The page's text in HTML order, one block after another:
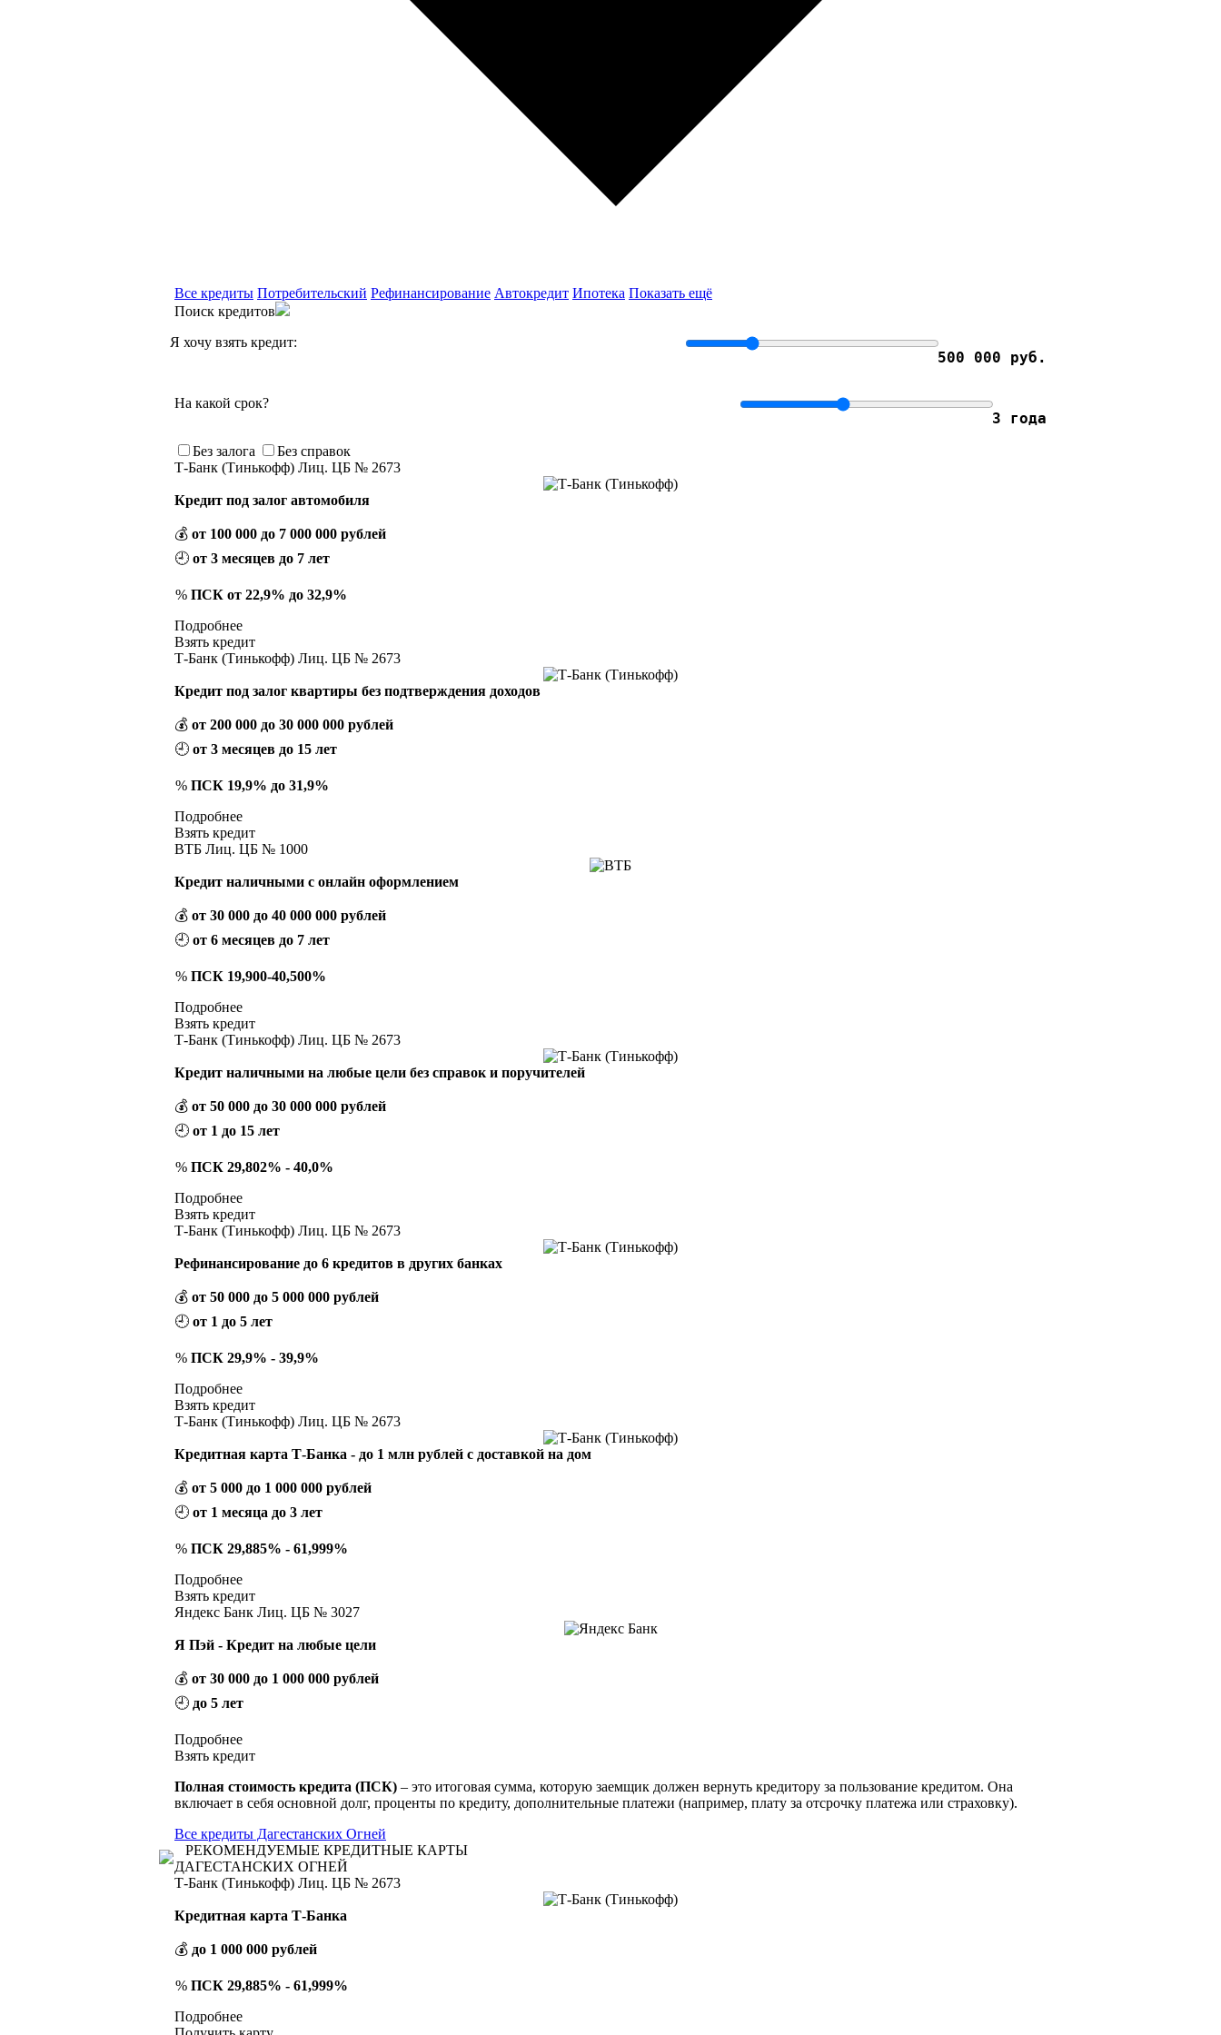
Все кредиты Потребительский Рефинансирование Автокредит Ипотека Показать ещё
Поиск кредитов
Я хочу взять кредит:
500 000 руб.
На какой срок?
3 года
Без залога
Без справок
Т-Банк (Тинькофф) Лиц. ЦБ № 2673
Кредит под залог автомобиля
💰 от 100 000 до 7 000 000 рублей
🕘 от 3 месяцев до 7 лет
% ПСК от 22,9% до 32,9%
Подробнее
Взять кредит
Т-Банк (Тинькофф) Лиц. ЦБ № 2673
Кредит под залог квартиры без подтверждения доходов
💰 от 200 000 до 30 000 000 рублей
🕘 от 3 месяцев до 15 лет
% ПСК 19,9% до 31,9%
Подробнее
Взять кредит
ВТБ Лиц. ЦБ № 1000
Кредит наличными с онлайн оформлением
💰 от 30 000 до 40 000 000 рублей
🕘 от 6 месяцев до 7 лет
% ПСК 19,900-40,500%
Подробнее
Взять кредит
Т-Банк (Тинькофф) Лиц. ЦБ № 2673
Кредит наличными на любые цели без справок и поручителей
💰 от 50 000 до 30 000 000 рублей
🕘 от 1 до 15 лет
% ПСК 29,802% - 40,0%
Подробнее
Взять кредит
Т-Банк (Тинькофф) Лиц. ЦБ № 2673
Рефинансирование до 6 кредитов в других банках
💰 от 50 000 до 5 000 000 рублей
🕘 от 1 до 5 лет
% ПСК 29,9% - 39,9%
Подробнее
Взять кредит
Т-Банк (Тинькофф) Лиц. ЦБ № 2673
Кредитная карта Т-Банка - до 1 млн рублей с доставкой на дом
💰 от 5 000 до 1 000 000 рублей
🕘 от 1 месяца до 3 лет
% ПСК 29,885% - 61,999%
Подробнее
Взять кредит
Яндекс Банк Лиц. ЦБ № 3027
Я Пэй - Кредит на любые цели
💰 от 30 000 до 1 000 000 рублей
🕘 до 5 лет
Подробнее
Взять кредит
Полная стоимость кредита (ПСК) – это итоговая сумма, которую заемщик должен вернуть кредитору за пользование кредитом. Она
включает в себя основной долг, проценты по кредиту, дополнительные платежи (например, плату за отсрочку платежа или страховку).
Все кредиты Дагестанских Огней
РЕКОМЕНДУЕМЫЕ КРЕДИТНЫЕ КАРТЫ
ДАГЕСТАНСКИХ ОГНЕЙ
Т-Банк (Тинькофф) Лиц. ЦБ № 2673
Кредитная карта Т-Банка
💰 до 1 000 000 рублей
% ПСК 29,885% - 61,999%
Подробнее